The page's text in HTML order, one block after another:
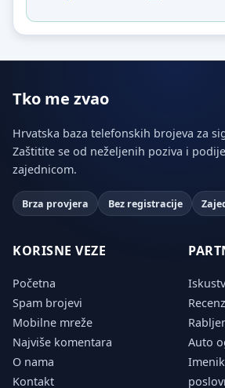
Tko me zvao
Hrvatska baza telefonskih brojeva za
Zaštitite se od neželjenih poziva i
zajednicom.
Brza provjera Bez registracije
KORISNE VEZE
Početna
Spam brojevi
Mobilne mreže
Najviše komentara
O nama
Kontakt
Auto